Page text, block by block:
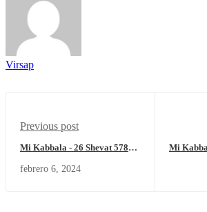
Virsap
Previous post
Mi Kabbala - 26 Shevat 5784 –
febrero 6, 2024
Mi